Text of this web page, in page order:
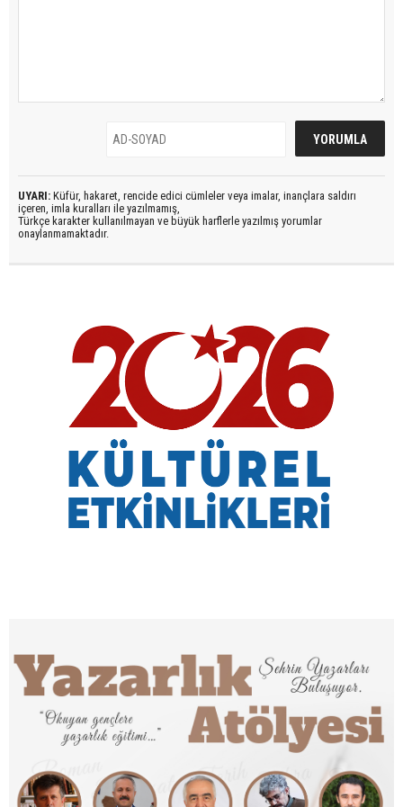
UYARI: Küfür, hakaret, rencide edici cümleler veya imalar, inançlara saldırı
içeren, imla kuralları ile yazılmamış,
Türkçe karakter kullanılmayan ve büyük harflerle yazılmış yorumlar
onaylanmamaktadır.